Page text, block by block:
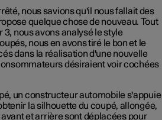
nous savions qu'il nous fallait des
quelque chose de nouveau. Tout
nous avons analysé le style
nous en avons tiré le bon et le
dans la réalisation d'une nouvelle
désiraient voir cochées
un constructeur automobile s'appuie
la silhouette du coupé, allongée,
et arrière sont déplacées pour